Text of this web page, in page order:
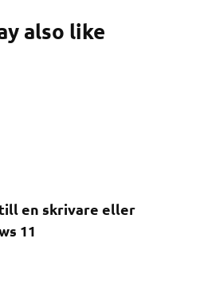
also like
en skrivare eller
11